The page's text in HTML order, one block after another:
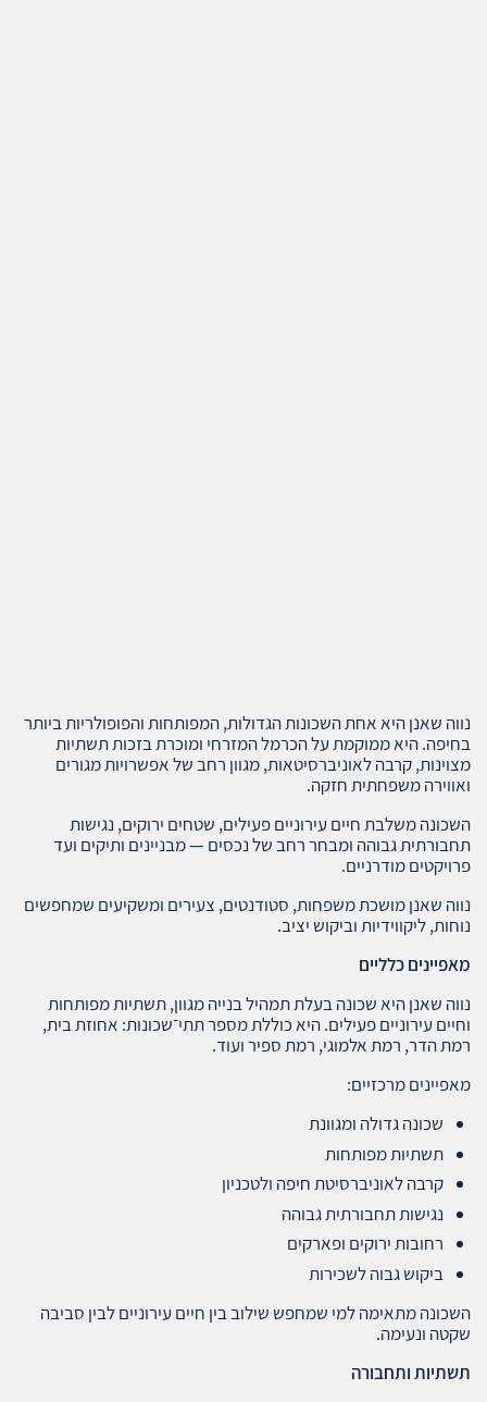
נווה שאנן היא אחת השכונות הגדולות, המפותחות והפופולריות ביותר
בחיפה. היא ממוקמת על הכרמל המזרחי ומוכרת בזכות תשתיות
מצוינות, קרבה לאוניברסיטאות, מגוון רחב של אפשרויות מגורים
ואווירה משפחתית חזקה.
השכונה משלבת חיים עירוניים פעילים, שטחים ירוקים, נגישות
תחבורתית גבוהה ומבחר רחב של נכסים — מבניינים ותיקים ועד
פרויקטים מודרניים.
נווה שאנן מושכת משפחות, סטודנטים, צעירים ומשקיעים שמחפשים
נוחות, ליקווידיות וביקוש יציב.
מאפיינים כלליים
נווה שאנן היא שכונה בעלת תמהיל בנייה מגוון, תשתיות מפותחות
וחיים עירוניים פעילים. היא כוללת מספר תתי־שכונות: אחוזת בית,
רמת הדר, רמת אלמוגי, רמת ספיר ועוד.
מאפיינים מרכזיים:
שכונה גדולה ומגוונת
תשתיות מפותחות
קרבה לאוניברסיטת חיפה ולטכניון
נגישות תחבורתית גבוהה
רחובות ירוקים ופארקים
ביקוש גבוה לשכירות
השכונה מתאימה למי שמחפש שילוב בין חיים עירוניים לבין סביבה
שקטה ונעימה.
תשתיות ותחבורה